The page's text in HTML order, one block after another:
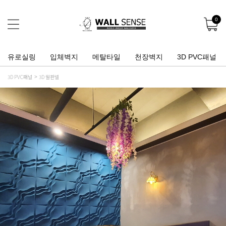
0
유로실링 입체벽지 메탈타일 천장벽지 3D PVC패널
3D PVC패널 3D 월판넬